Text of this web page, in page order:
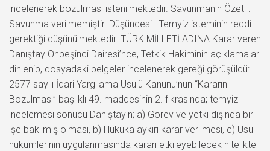
incelenerek bozulması istenilmektedir. Savunmanın Özeti :
Savunma verilmemiştir. Düşüncesi : Temyiz isteminin reddi
gerektiği düşünülmektedir. TÜRK MİLLETİ ADINA Karar veren
Danıştay Onbeşinci Dairesi’nce, Tetkik Hakiminin açıklamaları
dinlenip, dosyadaki belgeler incelenerek gereği görüşüldü:
2577 sayılı İdari Yargılama Usulü Kanunu’nun “Kararın
Bozulması” başlıklı 49. maddesinin 2. fıkrasında; temyiz
incelemesi sonucu Danıştayın; a) Görev ve yetki dışında bir
işe bakılmış olması, b) Hukuka aykırı karar verilmesi, c) Usul
hükümlerinin uygulanmasında kararı etkileyebilecek nitelikte